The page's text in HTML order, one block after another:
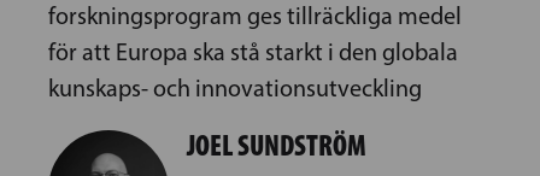
forskningsprogram ges tillräckliga medel
för att Europa ska stå starkt i den globala
kunskaps- och innovationsutveckling
JOEL SUNDSTRÖM